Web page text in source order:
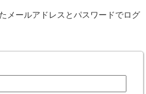
メールアドレスとパスワードでログ